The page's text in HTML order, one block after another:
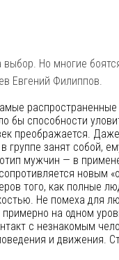
Но многие
Евгений Филиппов.
бы способности
преображается.
занят собой,
мужчин — в
новым
того, как полные
Не помеха для
на одном
с незнакомым
и движения.